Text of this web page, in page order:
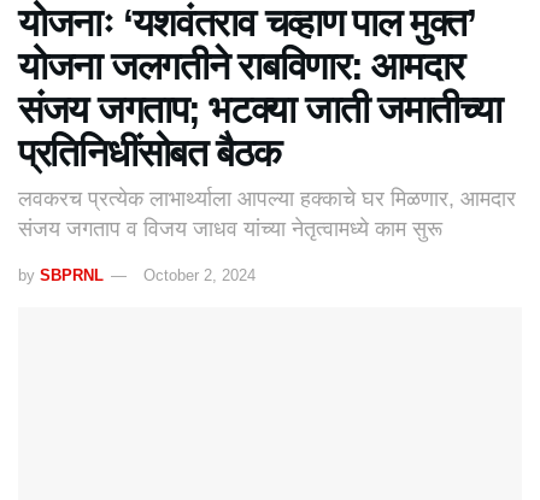
योजनाः ‘यशवंतराव चव्हाण पाल मुक्त’
योजना जलगतीने राबविणार: आमदार
संजय जगताप; भटक्या जाती जमातीच्या
प्रतिनिधींसोबत बैठक
लवकरच प्रत्येक लाभार्थ्याला आपल्या हक्काचे घर मिळणार, आमदार
संजय जगताप व विजय जाधव यांच्या नेतृत्वामध्ये काम सुरू
by SBPRNL October 2, 2024